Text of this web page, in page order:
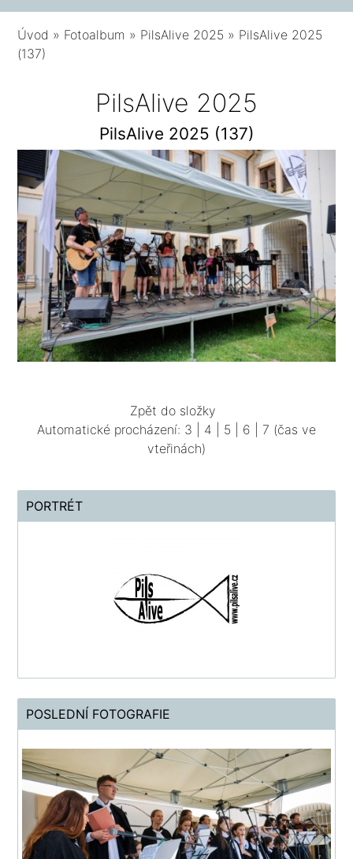
Úvod » Fotoalbum » PilsAlive 2025 » PilsAlive 2025
(137)
PilsAlive 2025
PilsAlive 2025 (137)
Zpět do složky
Automatické procházení: 3 4 5 6 7 (čas ve
vteřinách)
PORTRÉT
POSLEDNÍ FOTOGRAFIE